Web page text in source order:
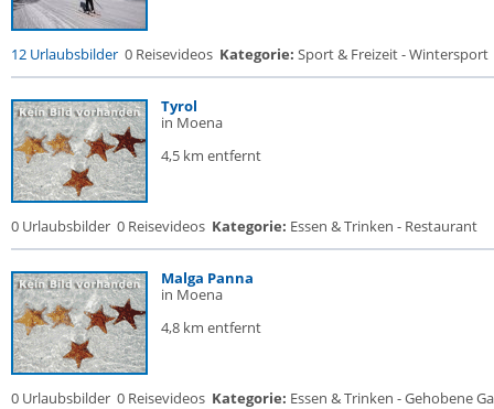
12 Urlaubsbilder 0 Reisevideos Kategorie: Sport & Freizeit - Wintersport
Tyrol
in Moena
4,5 km entfernt
0 Urlaubsbilder 0 Reisevideos Kategorie: Essen & Trinken - Restaurant
Malga Panna
in Moena
4,8 km entfernt
0 Urlaubsbilder 0 Reisevideos Kategorie: Essen & Trinken - Gehobene